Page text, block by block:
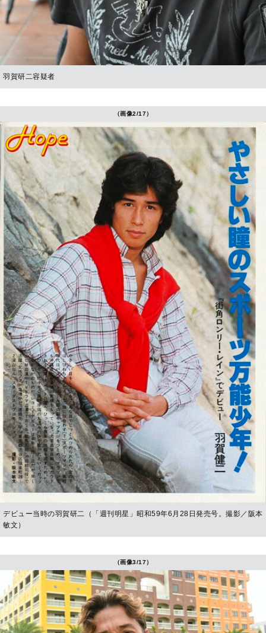
羽賀研二容疑者
（画像2/17）
デビュー当時の羽賀研二（「週刊明星」昭和59年6月28日発売号。撮影／阪本
敏文）
（画像3/17）